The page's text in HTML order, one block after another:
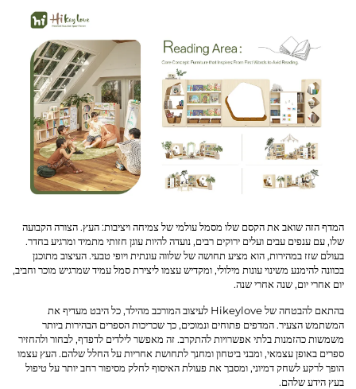
בְּלוֹגִים
המדף הזה שואב את הקסם שלו מסמל עולמי של צמיחה ויציבות: העץ. הצורה הקבועה
שלו, עם ענפים עבים ועלים ירוקים רבים, נועדה להיות עוגן חזותי מתמיד ומרגיע בחדר.
בעולם שזז במהירות, הוא מציע תחושה של שלווה עונתית ויופי טבעי. העיצוב מתוכנן
בכוונה להימנע משינוי עונות מילולי, ומקדיש עצמו ליצירת סמל עמיד שמרגיש מוכר וחביב,
יום אחרי יום, שנה אחרי שנה.
בהתאם להבטחה של Hikeylove לעיצוב המורכב מהילד, כל היבט מעדיף את
המשתמש הצעיר. המדפים פתוחים ונמוכים, כך שכריכות הספרים הבהירות ביותר
משמשות כהזמנות בלתי אפשרויות להתקרב. זה מאפשר לילדים לדפדף, לבחור ולהחזיר
ספרים באופן עצמאי, ומבני ביטחון ומחנך לתחושת אחריות על החלל שלהם. העץ עצמו
הופך לרקע לשחק דמיוני, ומסבך את פעולת האיסוף לחלק מסיפור רחב יותר על טיפול
בעץ הידע שלהם.